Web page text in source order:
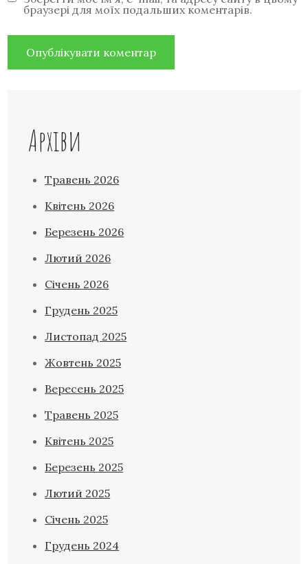
браузері для моїх подальших коментарів.
Архіви
Травень 2026
Квітень 2026
Березень 2026
Лютий 2026
Січень 2026
Грудень 2025
Листопад 2025
Жовтень 2025
Вересень 2025
Травень 2025
Квітень 2025
Березень 2025
Лютий 2025
Січень 2025
Грудень 2024